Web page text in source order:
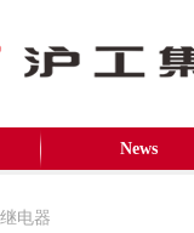
News
电器